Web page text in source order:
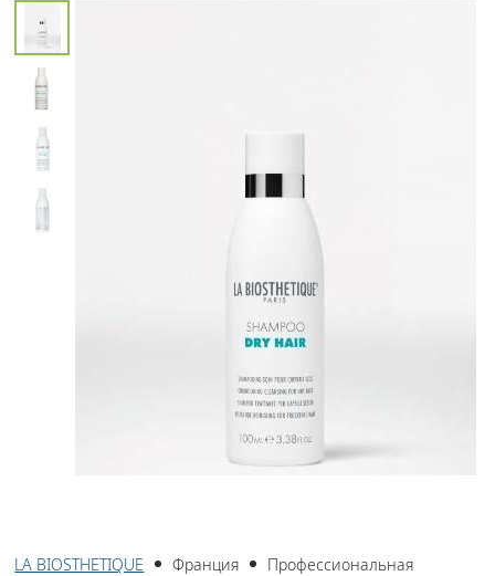
LA BIOSTHETIQUE Франция
Профессиональная